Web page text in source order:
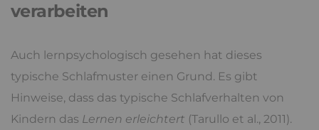
verarbeiten
Auch lernpsychologisch gesehen hat dieses
typische Schlafmuster einen Grund. Es gibt
Hinweise, dass das typische Schlafverhalten von
Kindern das Lernen erleichtert (Tarullo et al., 2011).